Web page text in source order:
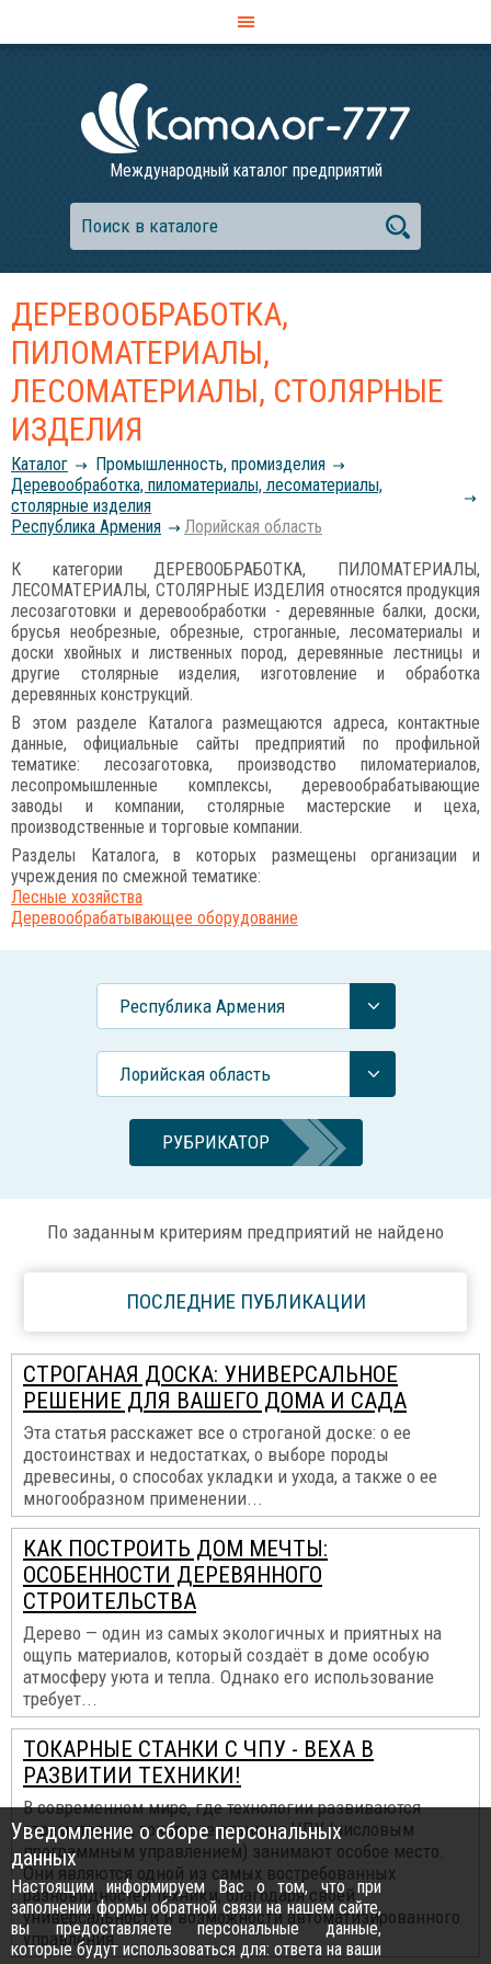
Международный каталог предприятий
ДЕРЕВООБРАБОТКА,
ПИЛОМАТЕРИАЛЫ,
ЛЕСОМАТЕРИАЛЫ, СТОЛЯРНЫЕ
ИЗДЕЛИЯ
Каталог
Промышленность, промизделия
Деревообработка, пиломатериалы, лесоматериалы,
столярные изделия
Республика Армения
Лорийская область
К категории ДЕРЕВООБРАБОТКА, ПИЛОМАТЕРИАЛЫ,
ЛЕСОМАТЕРИАЛЫ, СТОЛЯРНЫЕ ИЗДЕЛИЯ относятся продукция
лесозаготовки и деревообработки - деревянные балки, доски,
брусья необрезные, обрезные, строганные, лесоматериалы и
доски хвойных и лиственных пород, деревянные лестницы и
другие столярные изделия, изготовление и обработка
деревянных конструкций.
В этом разделе Каталога размещаются адреса, контактные
данные, официальные сайты предприятий по профильной
тематике: лесозаготовка, производство пиломатериалов,
лесопромышленные комплексы, деревообрабатывающие
заводы и компании, столярные мастерские и цеха,
производственные и торговые компании.
Разделы Каталога, в которых размещены организации и
учреждения по смежной тематике:
Лесные хозяйства
Деревообрабатывающее оборудование
Республика Армения
Лорийская область
РУБРИКАТОР
По заданным критериям предприятий не найдено
ПОСЛЕДНИЕ ПУБЛИКАЦИИ
СТРОГАНАЯ ДОСКА: УНИВЕРСАЛЬНОЕ
РЕШЕНИЕ ДЛЯ ВАШЕГО ДОМА И САДА
Эта статья расскажет все о строганой доске: о ее
достоинствах и недостатках, о выборе породы
древесины, о способах укладки и ухода, а также о ее
многообразном применении...
КАК ПОСТРОИТЬ ДОМ МЕЧТЫ:
ОСОБЕННОСТИ ДЕРЕВЯННОГО
СТРОИТЕЛЬСТВА
Дерево — один из самых экологичных и приятных на
ощупь материалов, который создаёт в доме особую
атмосферу уюта и тепла. Однако его использование
требует...
ТОКАРНЫЕ СТАНКИ С ЧПУ - ВЕХА В
РАЗВИТИИ ТЕХНИКИ!
В современном мире, где технологии развиваются
стремительно, токарные станки с ЧПУ (числовым
программным управлением) занимают особое место.
Они являются одной из самых востребованных
разновидностей техники, благодаря своей
универсальности и возможности автоматизированного
управления.
Уведомление о сборе персональных
данных
Настоящим информируем Вас о том, что при
заполнении формы обратной связи на нашем сайте,
вы предоставляете персональные данные,
которые будут использоваться для: ответа на ваши